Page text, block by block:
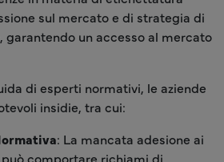
sul mercato e di strategia di
un accesso al mercato
di esperti normativi, le aziende
insidie, tra cui:
: La mancata adesione ai
comportare richiami di